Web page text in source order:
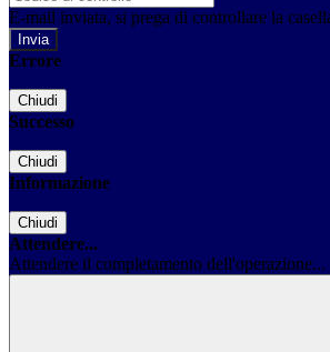
E-mail inviata, si prega di controllare la
Errore
Chiudi
Successo
Chiudi
Informazione
Chiudi
Attendere...
Attendere il completamento dell'operazione...